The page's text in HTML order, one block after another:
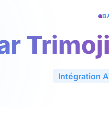
Intégration